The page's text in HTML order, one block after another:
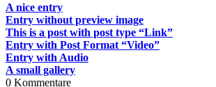
A nice entry
Entry without preview image
This is a post with post type “Link”
Entry with Post Format “Video”
Entry with Audio
A small gallery
0 Kommentare